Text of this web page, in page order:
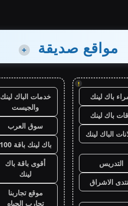
مواقع صديقة +
!
باك لينك
باك لينك
الباك لينك
التدريس
الاشراق
خدمات الباك لينك
والجيست
سوق العرب
باك لينك باقة 100
أقوى باقة باك
لينك
موقع تجاربنا
تجارب الحياه